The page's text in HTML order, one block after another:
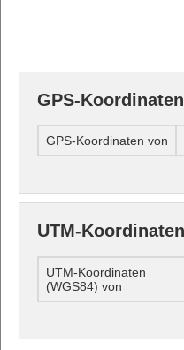
GPS-
GPS-Koordinaten von
UTM-
UTM-Koordinaten
(WGS84) von